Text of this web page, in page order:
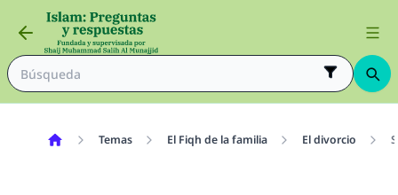
Temas El Fiqh de la familia El divorcio